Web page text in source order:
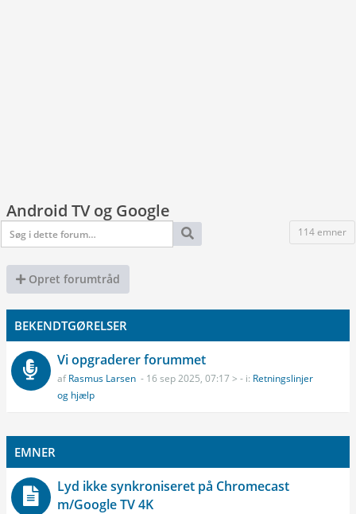
Android TV og Google
114 emner
Opret forumtråd
BEKENDTGØRELSER
Vi opgraderer forummet
afRasmus Larsen - 16 sep 2025, 07:17 > - i: Retningslinjer
og hjælp
EMNER
Lyd ikke synkroniseret på Chromecast
m/Google TV 4K